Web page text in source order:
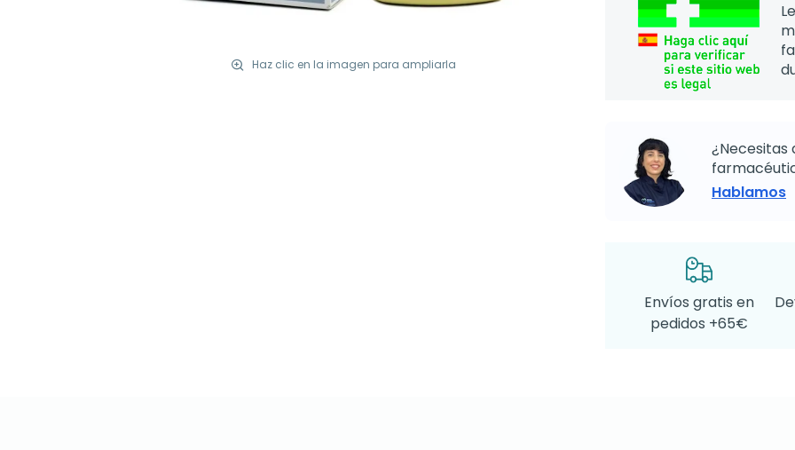
Haz clic en la imagen para ampliarla
¿Necesitas
Hablamos
Envíos gratis en
pedidos +65€